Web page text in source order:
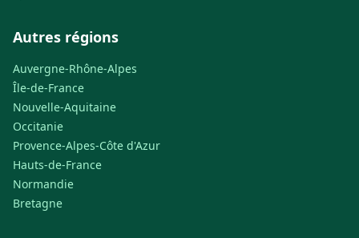
Autres régions
Auvergne-Rhône-Alpes
Île-de-France
Nouvelle-Aquitaine
Occitanie
Provence-Alpes-Côte d'Azur
Hauts-de-France
Normandie
Bretagne